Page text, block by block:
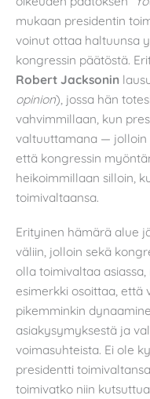
mukaan presidentin
voinut ottaa haltuunsa
kongressin päätöstä.
Robert Jacksonin
opinion), jossa hän
vahvimmillaan, kun
valtuuttamana — jolloin
että kongressin
heikoimmillaan silloin,
toimivaltaansa.
Erityinen hämärä alue
väliin, jolloin sekä
olla toimivaltaa
esimerkki osoittaa, että
pikemminkin
asiakysymyksestä ja
voimasuhteista. Ei ole
presidentti
toimivatko niin